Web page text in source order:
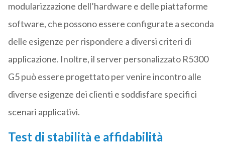
modularizzazione dell’hardware e delle piattaforme
software, che possono essere configurate a seconda
delle esigenze per rispondere a diversi criteri di
applicazione. Inoltre, il server personalizzato R5300
G5 può essere progettato per venire incontro alle
diverse esigenze dei clienti e soddisfare specifici
scenari applicativi.
Test di stabilità e affidabilità